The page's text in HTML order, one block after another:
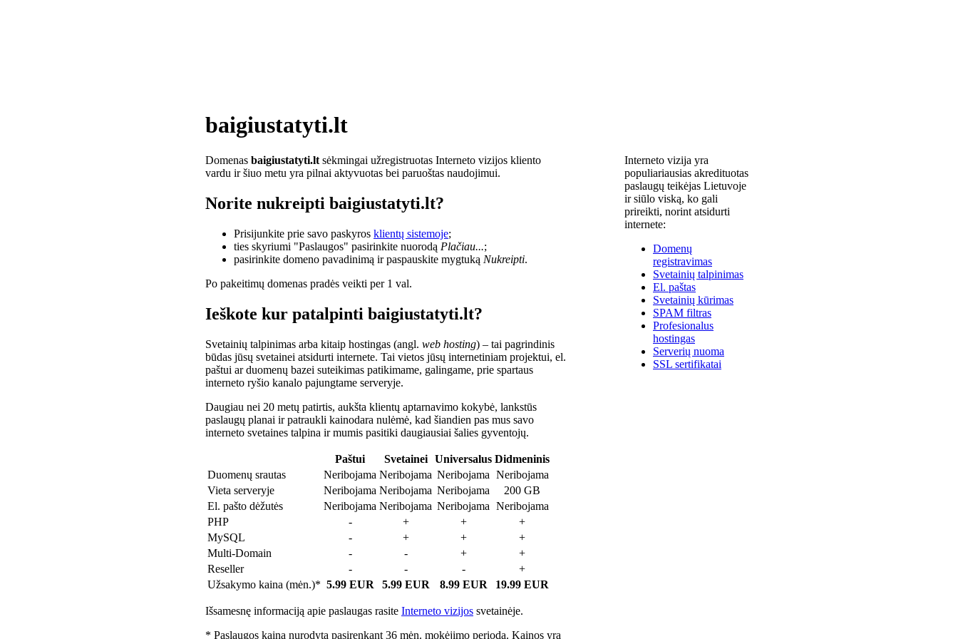
baigiustatyti.lt
Domenas baigiustatyti.lt sėkmingai užregistruotas Interneto vizijos kliento
vardu ir šiuo metu yra pilnai aktyvuotas bei paruoštas naudojimui.
Norite nukreipti baigiustatyti.lt?
Prisijunkite prie savo paskyros klientų sistemoje;
ties skyriumi "Paslaugos" pasirinkite nuorodą Plačiau...;
pasirinkite domeno pavadinimą ir paspauskite mygtuką Nukreipti.
Po pakeitimų domenas pradės veikti per 1 val.
Ieškote kur patalpinti baigiustatyti.lt?
Svetainių talpinimas arba kitaip hostingas (angl. web hosting) – tai pagrindinis
būdas jūsų svetainei atsidurti internete. Tai vietos jūsų internetiniam projektui, el.
paštui ar duomenų bazei suteikimas patikimame, galingame, prie spartaus
interneto ryšio kanalo pajungtame serveryje.
Daugiau nei 20 metų patirtis, aukšta klientų aptarnavimo kokybė, lankstūs
paslaugų planai ir patraukli kainodara nulėmė, kad šiandien pas mus savo
interneto svetaines talpina ir mumis pasitiki daugiausiai šalies gyventojų.
Paštui Svetainei Universalus Didmeninis
Duomenų srautas
Neribojama Neribojama Neribojama Neribojama
Vieta serveryje
Neribojama Neribojama Neribojama
200 GB
El. pašto dėžutės
Neribojama Neribojama Neribojama Neribojama
PHP
- + +
+
MySQL
- + +
+
Multi-Domain
- - +
+
Reseller
- - -
+
Užsakymo kaina (mėn.)* 5.99 EUR 5.99 EUR 8.99 EUR 19.99 EUR
Išsamesnę informaciją apie paslaugas rasite Interneto vizijos svetainėje.
* Paslaugos kaina nurodyta pasirenkant 36 mėn. mokėjimo periodą. Kainos yra
Interneto vizija yra
populiariausias akredituotas
paslaugų teikėjas Lietuvoje
ir siūlo viską, ko gali
prireikti, norint atsidurti
internete:
Domenų
registravimas
Svetainių talpinimas
El. paštas
Svetainių kūrimas
SPAM filtras
Profesionalus
hostingas
Serverių nuoma
SSL sertifikatai